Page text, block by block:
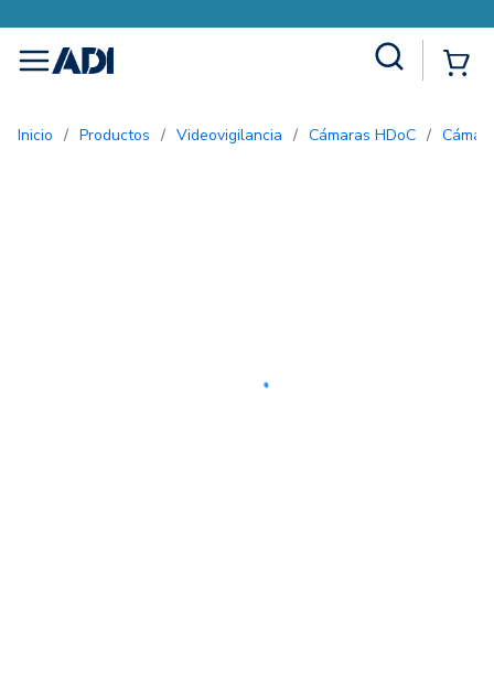
menu
Inicio / Productos / Videovigilancia / Cámaras HDoC /